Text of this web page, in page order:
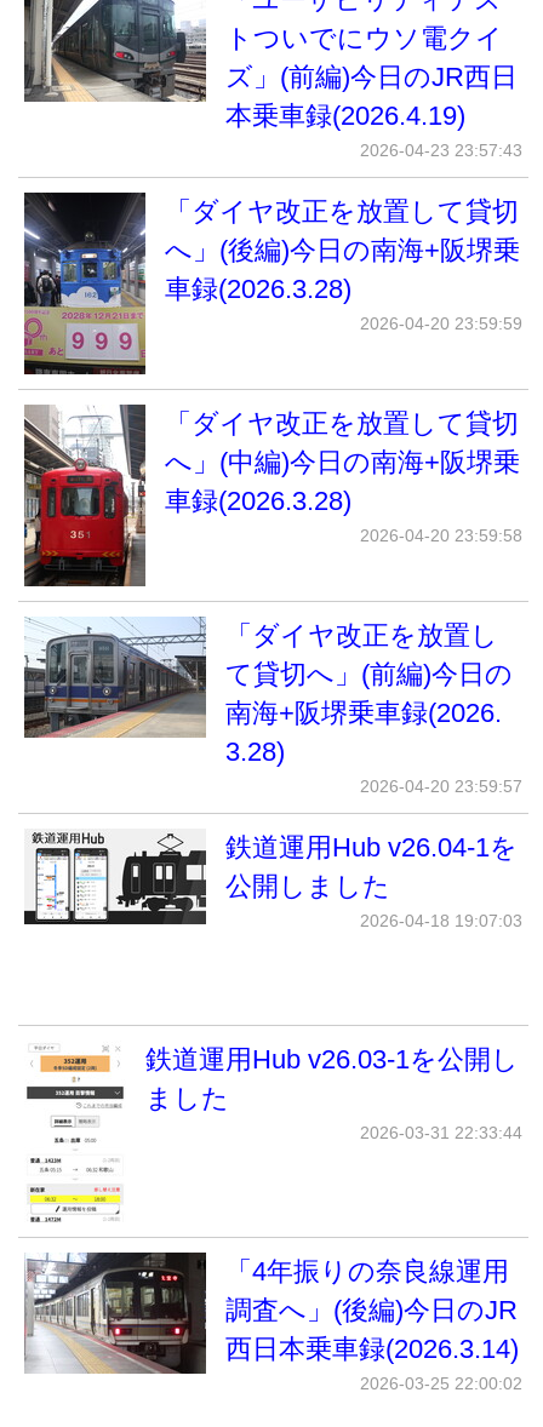
トついでにウソ電クイ
ズ」(前編)今日のJR西日
本乗車録(2026.4.19)
2026-04-23 23:57:43
「ダイヤ改正を放置して貸切
へ」(後編)今日の南海+阪堺乗
車録(2026.3.28)
2026-04-20 23:59:59
「ダイヤ改正を放置して貸切
へ」(中編)今日の南海+阪堺乗
車録(2026.3.28)
2026-04-20 23:59:58
「ダイヤ改正を放置し
て貸切へ」(前編)今日の
南海+阪堺乗車録(2026.
3.28)
2026-04-20 23:59:57
鉄道運用Hub v26.04-1を
公開しました
2026-04-18 19:07:03
鉄道運用Hub v26.03-1を公開し
ました
2026-03-31 22:33:44
「4年振りの奈良線運用
調査へ」(後編)今日のJR
西日本乗車録(2026.3.14)
2026-03-25 22:00:02